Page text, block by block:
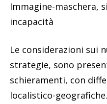
Immagine-maschera,
incapacità
Le considerazioni sui
strategie, sono
schieramenti, con
localistico-